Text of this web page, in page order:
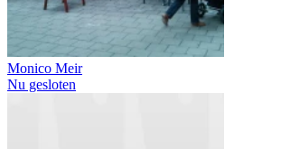
Monico Meir
Nu gesloten